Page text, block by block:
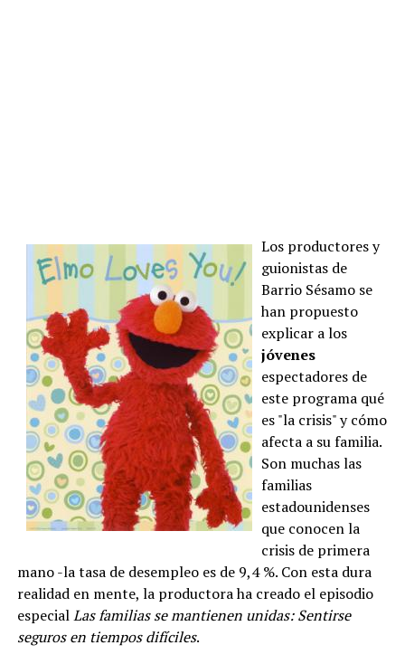
Los productores y
guionistas de
Barrio Sésamo se
han propuesto
explicar a los
jóvenes
espectadores de
este programa qué
es "la crisis" y cómo
afecta a su familia.
Son muchas las
familias
estadounidenses
que conocen la
crisis de primera
mano -la tasa de desempleo es de 9,4 %. Con esta dura
realidad en mente, la productora ha creado el episodio
especialLas familias se mantienen unidas: Sentirse
seguros en tiempos difíciles.